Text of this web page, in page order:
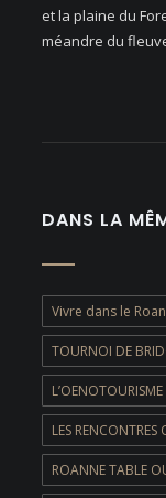
et la plaine du
méandre du
DANS LA
Vivre dans le
TOURNOI DE
LES
ROANNE TABLE